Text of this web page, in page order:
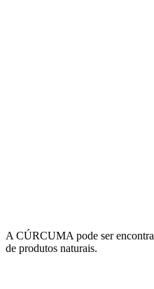
A CÚRCUMA pode ser
de produtos naturais.